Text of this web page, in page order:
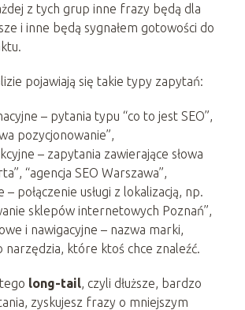
z tych grup inne frazy będą dla
i inne będą sygnałem gotowości do
pojawiają się takie typy zapytań:
– pytania typu “co to jest SEO”,
pozycjonowanie”,
– zapytania zawierające słowa
“agencja SEO Warszawa”,
połączenie usługi z lokalizacją, np.
sklepów internetowych Poznań”,
i nawigacyjne – nazwa marki,
narzędzia, które ktoś chce znaleźć.
long-tail, czyli dłuższe, bardzo
zyskujesz frazy o mniejszym